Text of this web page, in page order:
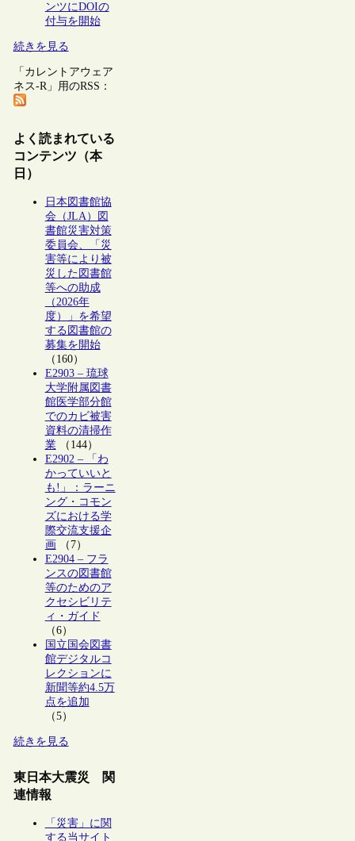
ンツにDOIの
付与を開始
続きを見る
「カレントアウェア
ネス-R」用のRSS：
よく読まれている
コンテンツ（本
日）
日本図書館協
会（JLA）図
書館災害対策
委員会、「災
害等により被
災した図書館
等への助成
（2026年
度）」を希望
する図書館の
募集を開始
（160）
E2903 – 琉球
大学附属図書
館医学部分館
でのカビ被害
資料の清掃作
業（144）
E2902 – 「わ
かっていいと
も!」：ラーニ
ング・コモン
ズにおける学
際交流支援企
画 （7）
E2904 – フラ
ンスの図書館
等のためのア
クセシビリテ
ィ・ガイド
（6）
国立国会図書
館デジタルコ
レクションに
新聞等約4.5万
点を追加
（5）
続きを見る
東日本大震災 関
連情報
「災害」に関
する当サイト